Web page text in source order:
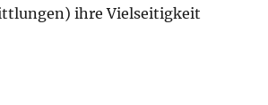
ihre Vielseitigkeit